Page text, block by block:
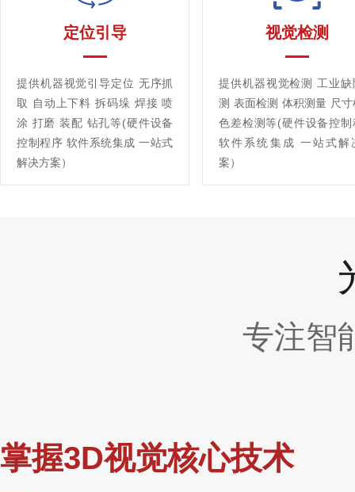
定位引导
提供机器视觉引导定位 无序抓
取 自动上下料 拆码垛 焊接 喷
涂 打磨 装配 钻孔等(硬件设备
控制程序 软件系统集成 一站式
解决方案）
视觉检测
提供机器视觉检测 工业缺
测 表面检测 体积测量 尺寸
色差检测等(硬件设备控制
软件系统集成 一站式解
案）
专注智
掌握3D视觉核心技术